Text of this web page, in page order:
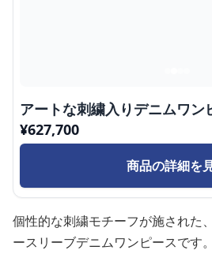
アートな刺繍入りデニムワン
¥627,700
商品の詳細を
個性的な刺繍モチーフが施された
ースリーブデニムワンピースです。